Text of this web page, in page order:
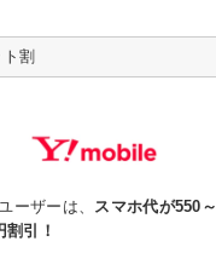
割
ーザーは、 スマホ代が550～
割引！